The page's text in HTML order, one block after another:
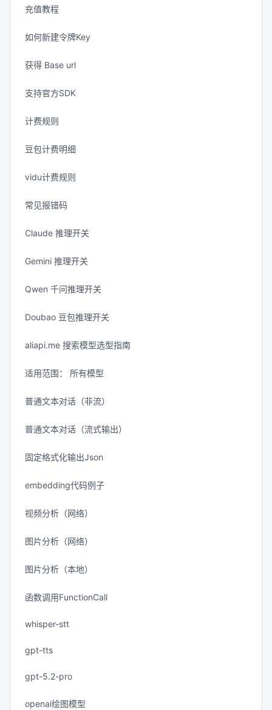
充值教程
如何新建令牌Key
获得 Base url
支持官方SDK
计费规则
豆包计费明细
vidu计费规则
常见报错码
Claude 推理开关
Gemini 推理开关
Qwen 千问推理开关
Doubao 豆包推理开关
aliapi.me 搜索模型选型指南
适用范围： 所有模型
普通文本对话（非流）
普通文本对话（流式输出）
固定格式化输出Json
embedding代码例子
视频分析（网络）
图片分析（网络）
图片分析（本地）
函数调用FunctionCall
whisper-stt
gpt-tts
gpt-5.2-pro
openai绘图模型